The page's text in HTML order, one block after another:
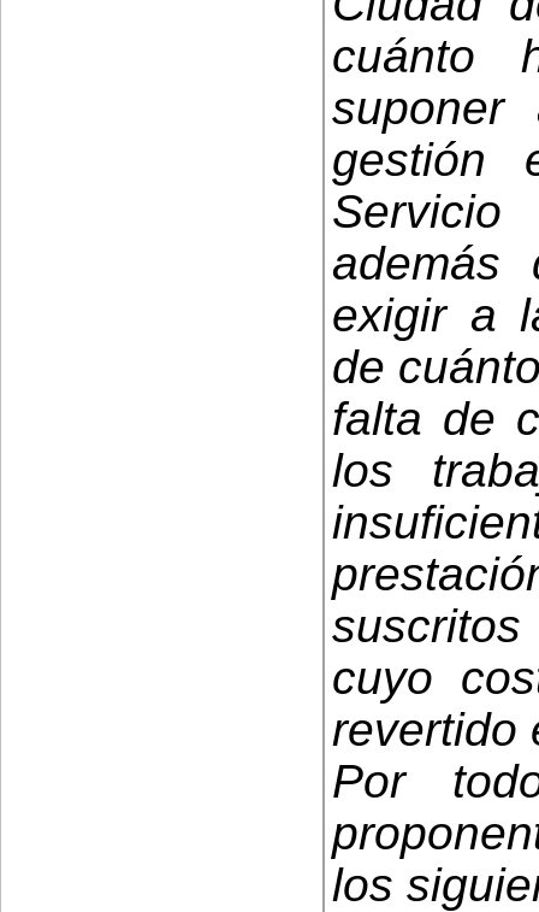
cuánto
gestión
además
exigir a
de
falta de
los
cuyo
revertido
Por
los